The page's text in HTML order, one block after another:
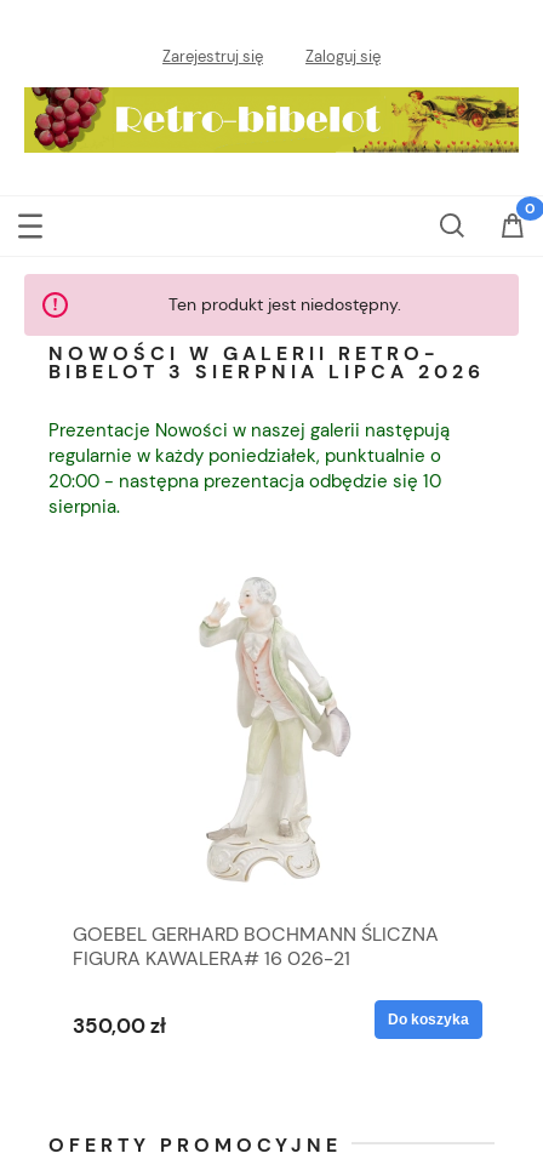
Zarejestruj się Zaloguj się
Ten produkt jest niedostępny.
NOWOŚCI W GALERII RETRO-
BIBELOT 3 SIERPNIA LIPCA 2026
Prezentacje Nowości w naszej galerii następują
regularnie w każdy poniedziałek, punktualnie o
20:00 - następna prezentacja odbędzie się 10
sierpnia.
GOEBEL GERHARD BOCHMANN ŚLICZNA
FIGURA KAWALERA# 16 026-21
350,00 zł Do koszyka
OFERTY PROMOCYJNE